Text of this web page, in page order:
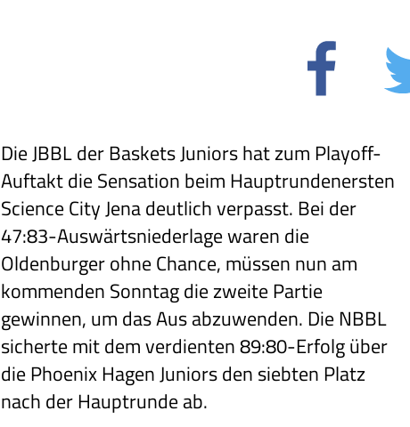
Die JBBL der Baskets Juniors hat zum Playoff-
Auftakt die Sensation beim Hauptrundenersten
Science City Jena deutlich verpasst. Bei der
47:83-Auswärtsniederlage waren die
Oldenburger ohne Chance, müssen nun am
kommenden Sonntag die zweite Partie
gewinnen, um das Aus abzuwenden. Die NBBL
sicherte mit dem verdienten 89:80-Erfolg über
die Phoenix Hagen Juniors den siebten Platz
nach der Hauptrunde ab.